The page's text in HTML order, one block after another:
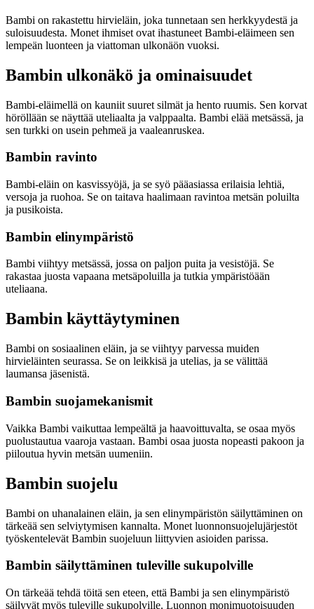
Bambi on rakastettu hirvieläin, joka tunnetaan sen herkkyydestä ja
suloisuudesta. Monet ihmiset ovat ihastuneet Bambi-eläimeen sen
lempeän luonteen ja viattoman ulkonäön vuoksi.
Bambin ulkonäkö ja ominaisuudet
Bambi-eläimellä on kauniit suuret silmät ja hento ruumis. Sen korvat
höröllään se näyttää uteliaalta ja valppaalta. Bambi elää metsässä, ja
sen turkki on usein pehmeä ja vaaleanruskea.
Bambin ravinto
Bambi-eläin on kasvissyöjä, ja se syö pääasiassa erilaisia lehtiä,
versoja ja ruohoa. Se on taitava haalimaan ravintoa metsän poluilta
ja pusikoista.
Bambin elinympäristö
Bambi viihtyy metsässä, jossa on paljon puita ja vesistöjä. Se
rakastaa juosta vapaana metsäpoluilla ja tutkia ympäristöään
uteliaana.
Bambin käyttäytyminen
Bambi on sosiaalinen eläin, ja se viihtyy parvessa muiden
hirvieläinten seurassa. Se on leikkisä ja utelias, ja se välittää
laumansa jäsenistä.
Bambin suojamekanismit
Vaikka Bambi vaikuttaa lempeältä ja haavoittuvalta, se osaa myös
puolustautua vaaroja vastaan. Bambi osaa juosta nopeasti pakoon ja
piiloutua hyvin metsän uumeniin.
Bambin suojelu
Bambi on uhanalainen eläin, ja sen elinympäristön säilyttäminen on
tärkeää sen selviytymisen kannalta. Monet luonnonsuojelujärjestöt
työskentelevät Bambin suojeluun liittyvien asioiden parissa.
Bambin säilyttäminen tuleville sukupolville
On tärkeää tehdä töitä sen eteen, että Bambi ja sen elinympäristö
säilyvät myös tuleville sukupolville. Luonnon monimuotoisuuden